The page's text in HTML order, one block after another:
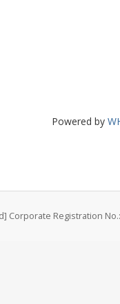
Powered by
Corporate Registration